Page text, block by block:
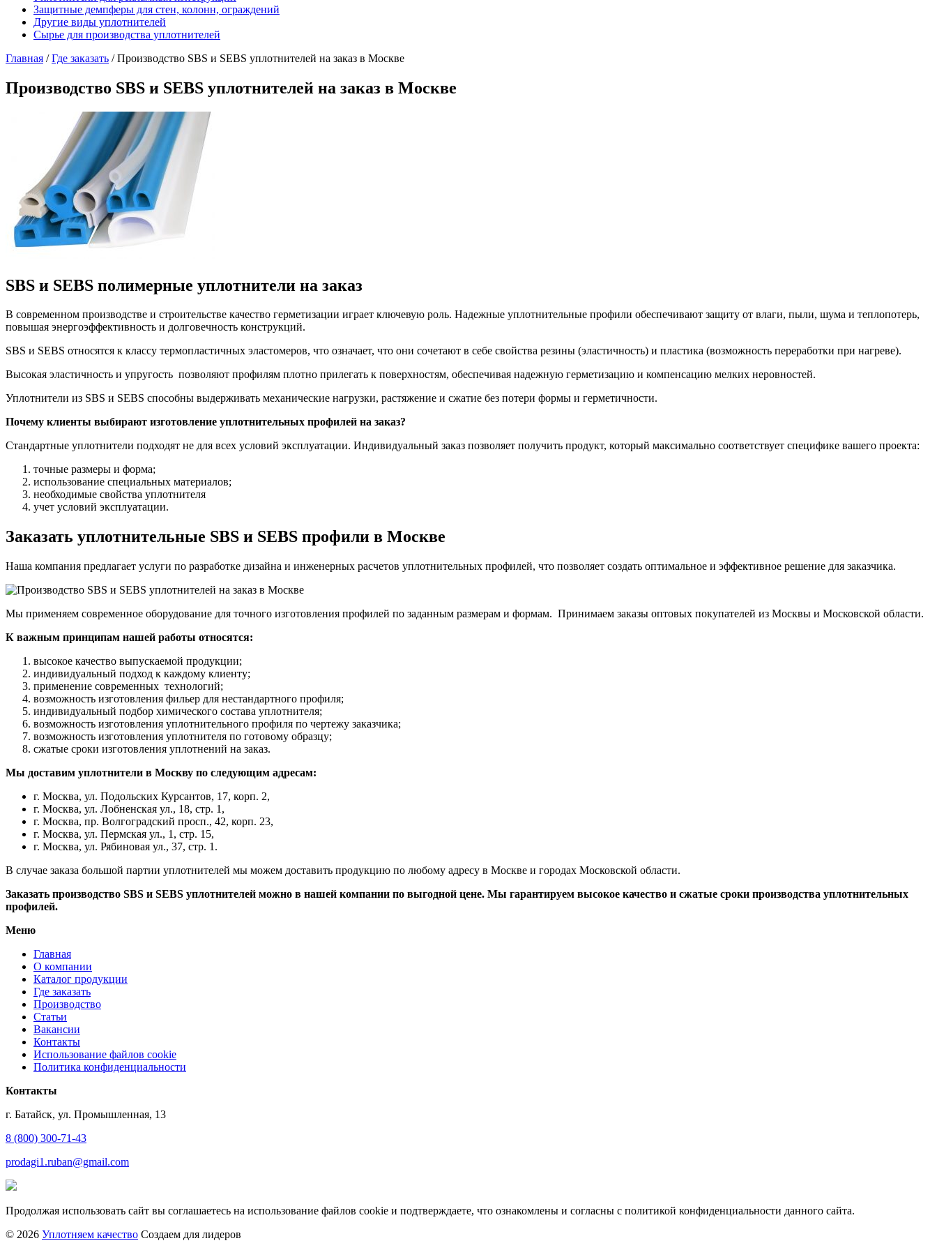
Защитные демпферы для стен, колонн, ограждений
Другие виды уплотнителей
Сырье для производства уплотнителей
Главная /Где заказать /Производство SBS и SEBS уплотнителей на заказ в Москве
Производство SBS и SEBS уплотнителей на заказ в Москве
SBS и SEBS полимерные уплотнители на заказ
В современном производстве и строительстве качество герметизации играет ключевую роль. Надежные уплотнительные профили обеспечивают защиту от влаги, пыли, шума и теплопотерь,
повышая энергоэффективность и долговечность конструкций.
SBS и SEBS относятся к классу термопластичных эластомеров, что означает, что они сочетают в себе свойства резины (эластичность) и пластика (возможность переработки при нагреве).
Высокая эластичность и упругость позволяют профилям плотно прилегать к поверхностям, обеспечивая надежную герметизацию и компенсацию мелких неровностей.
Уплотнители из SBS и SEBS способны выдерживать механические нагрузки, растяжение и сжатие без потери формы и герметичности.
Почему клиенты выбирают изготовление уплотнительных профилей на заказ?
Стандартные уплотнители подходят не для всех условий эксплуатации. Индивидуальный заказ позволяет получить продукт, который максимально соответствует специфике вашего проекта:
точные размеры и форма;
использование специальных материалов;
необходимые свойства уплотнителя
учет условий эксплуатации.
Заказать уплотнительные SBS и SEBS профили в Москве
Наша компания предлагает услуги по разработке дизайна и инженерных расчетов уплотнительных профилей, что позволяет создать оптимальное и эффективное решение для заказчика.
Мы применяем современное оборудование для точного изготовления профилей по заданным размерам и формам. Принимаем заказы оптовых покупателей из Москвы и Московской области.
К важным принципам нашей работы относятся:
высокое качество выпускаемой продукции;
индивидуальный подход к каждому клиенту;
применение современных технологий;
возможность изготовления фильер для нестандартного профиля;
индивидуальный подбор химического состава уплотнителя;
возможность изготовления уплотнительного профиля по чертежу заказчика;
возможность изготовления уплотнителя по готовому образцу;
сжатые сроки изготовления уплотнений на заказ.
Мы доставим уплотнители в Москву по следующим адресам:
г. Москва, ул. Подольских Курсантов, 17, корп. 2,
г. Москва, ул. Лобненская ул., 18, стр. 1,
г. Москва, пр. Волгоградский просп., 42, корп. 23,
г. Москва, ул. Пермская ул., 1, стр. 15,
г. Москва, ул. Рябиновая ул., 37, стр. 1.
В случае заказа большой партии уплотнителей мы можем доставить продукцию по любому адресу в Москве и городах Московской области.
Заказать производство SBS и SEBS уплотнителей можно в нашей компании по выгодной цене. Мы гарантируем высокое качество и сжатые сроки производства уплотнительных
профилей.
Меню
Главная
О компании
Каталог продукции
Где заказать
Производство
Статьи
Вакансии
Контакты
Использование файлов cookie
Политика конфиденциальности
Контакты
г. Батайск, ул. Промышленная, 13
8 (800) 300-71-43
prodagi1.ruban@gmail.com
Продолжая использовать сайт вы соглашаетесь на использование файлов cookie и подтверждаете, что ознакомлены и согласны с политикой конфиденциальности данного сайта.
© 2026 Уплотняем качество Создаем для лидеров